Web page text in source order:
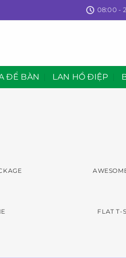
08:00 -
ĐỂ BÀN LAN HỒ ĐIỆP
FLAT T-